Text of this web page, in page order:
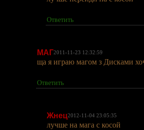
Ответить
МАГ2011-11-23 12:32:59
ща я играю магом з Дисками
Ответить
Жнец2012-11-04 23:05:35
лучше на мага с косой